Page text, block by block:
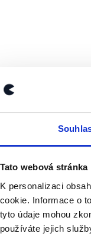
Tato webová
K personalizaci
cookie. Informace o
tyto údaje mohou
používáte jejich
jsem starosta
nejsou spojeni s
ČT ke krajským